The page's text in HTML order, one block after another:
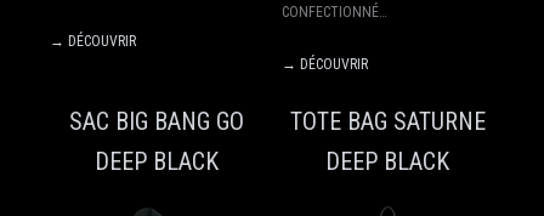
→ DÉCOUVRIR
CONFECTIONNÉ…
→ DÉCOUVRIR
SAC BIG BANG GO
DEEP BLACK
TOTE BAG SATURNE
DEEP BLACK